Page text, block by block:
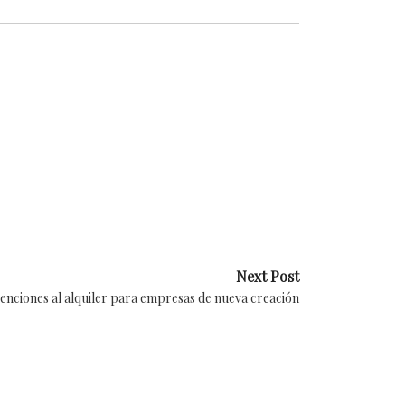
Next Post
al alquiler para empresas de nueva creación